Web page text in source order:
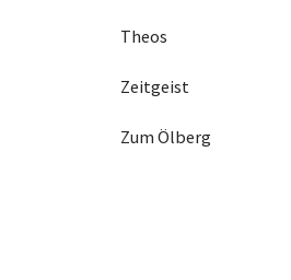
Theos
Zeitgeist
Zum Ölberg